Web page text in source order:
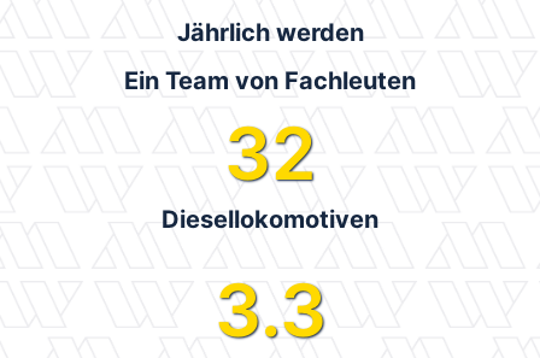
Jährlich werden
Ein Team von Fachleuten
Diesellokomotiven
32
3.3